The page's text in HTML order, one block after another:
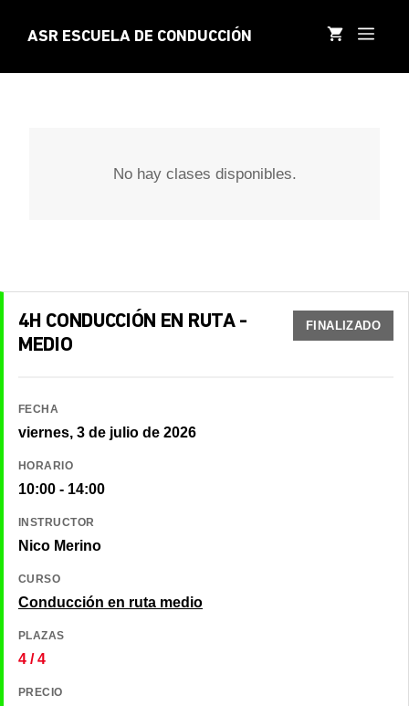
contenido
ASR ESCUELA DE CONDUCCIÓN
No hay clases disponibles.
4H CONDUCCIÓN EN RUTA -
MEDIO
FINALIZADO
FECHA
viernes, 3 de julio de 2026
HORARIO
10:00 - 14:00
INSTRUCTOR
Nico Merino
CURSO
Conducción en ruta medio
PLAZAS
4 / 4
PRECIO